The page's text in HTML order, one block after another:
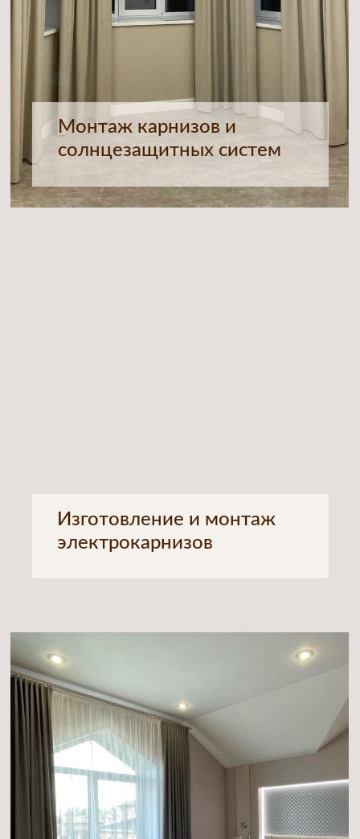
РАССЧИТАЙТЕ СТОИМОСТЬ
ВАШИХ БУДУЩИХ ШТОР
ЭТАПЫ НАШЕЙ
Как мы работаем